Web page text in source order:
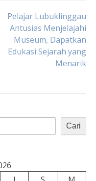
Pelajar Lubuklinggau
Antusias Menjelajahi
Museum, Dapatkan
Edukasi Sejarah yang
Menarik
Cari